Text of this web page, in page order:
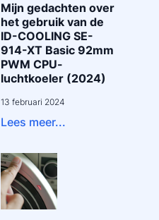
Mijn gedachten over
het gebruik van de
ID-COOLING SE-
914-XT Basic 92mm
PWM CPU-
luchtkoeler (2024)
13 februari 2024
Lees meer...